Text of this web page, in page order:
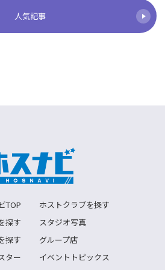
人気記事
TOP
ホストクラブを探す
探す
スタジオ写真
探す
グループ店
ター
イベントトピックス